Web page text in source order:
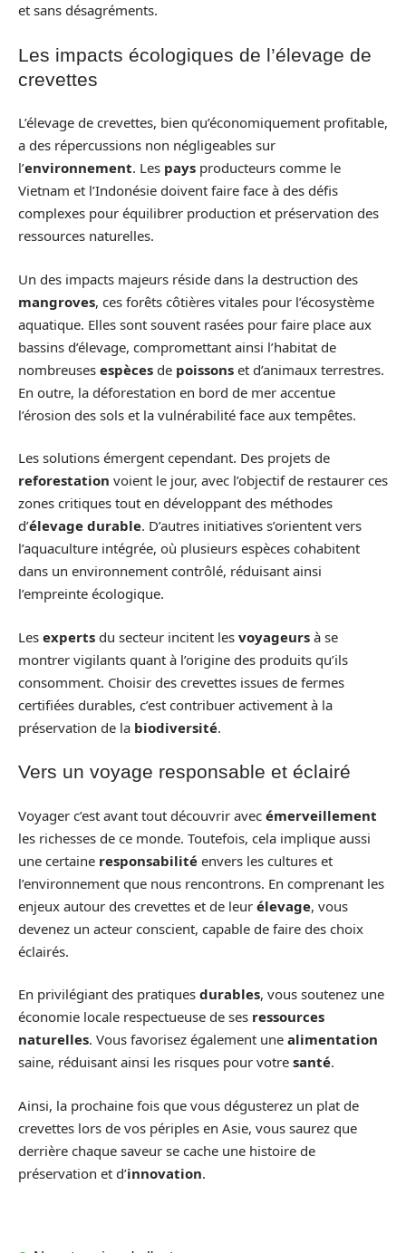
et sans désagréments.
Les impacts écologiques de l’élevage de
crevettes
L’élevage de crevettes, bien qu’économiquement profitable,
a des répercussions non négligeables sur
l’environnement. Les pays producteurs comme le
Vietnam et l’Indonésie doivent faire face à des défis
complexes pour équilibrer production et préservation des
ressources naturelles.
Un des impacts majeurs réside dans la destruction des
mangroves, ces forêts côtières vitales pour l’écosystème
aquatique. Elles sont souvent rasées pour faire place aux
bassins d’élevage, compromettant ainsi l’habitat de
nombreuses espèces de poissons et d’animaux terrestres.
En outre, la déforestation en bord de mer accentue
l’érosion des sols et la vulnérabilité face aux tempêtes.
Les solutions émergent cependant. Des projets de
reforestation voient le jour, avec l’objectif de restaurer ces
zones critiques tout en développant des méthodes
d’élevage durable. D’autres initiatives s’orientent vers
l’aquaculture intégrée, où plusieurs espèces cohabitent
dans un environnement contrôlé, réduisant ainsi
l’empreinte écologique.
Les experts du secteur incitent les voyageurs à se
montrer vigilants quant à l’origine des produits qu’ils
consomment. Choisir des crevettes issues de fermes
certifiées durables, c’est contribuer activement à la
préservation de la biodiversité.
Vers un voyage responsable et éclairé
Voyager c’est avant tout découvrir avec émerveillement
les richesses de ce monde. Toutefois, cela implique aussi
une certaine responsabilité envers les cultures et
l’environnement que nous rencontrons. En comprenant les
enjeux autour des crevettes et de leur élevage, vous
devenez un acteur conscient, capable de faire des choix
éclairés.
En privilégiant des pratiques durables, vous soutenez une
économie locale respectueuse de ses ressources
naturelles. Vous favorisez également une alimentation
saine, réduisant ainsi les risques pour votre santé.
Ainsi, la prochaine fois que vous dégusterez un plat de
crevettes lors de vos périples en Asie, vous saurez que
derrière chaque saveur se cache une histoire de
préservation et d’innovation.